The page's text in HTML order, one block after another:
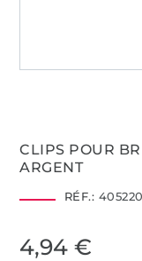
CLIPS POUR
ARGENT
RÉF.: 405220
4,94 €